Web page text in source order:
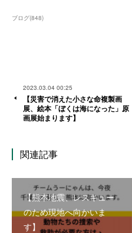
ブログ(848)
2023.03.04 00:25
【災害で消えた小さな命複製画
展、絵本「ぼくは海になった」原
画展始まります】
関連記事
【熊本地震、レスキュー
のため現地へ向かいま
す】